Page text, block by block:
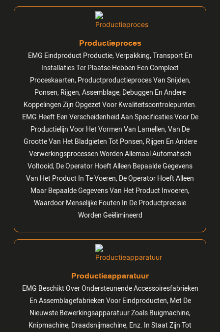
Productieproces
EMG Eindproduct Productie, Verpakking, Transport En
Installaties Ter Plaatse Hebben Een Compleet
Proceskaarten, Productproductieproces Van Snijden,
Ponsen, Rijgen, Assemblage, Debuggen En Andere
Koppelingen Zijn Opgezet Voor Kwaliteitscontrolepunten.
EMG Heeft Een Verscheidenheid Aan Specificaties Voor De
Productielijn Voor Het Vormen Van Lamellen, Van De
Grootte Van Het Bladgieten Tot Ponsen, Rijgen En Andere
Verwerkingsprocessen Worden Allemaal Automatisch
Voltooid, De Operator Hoeft Alleen Bepaalde Gegevens
Van Het Product In Te Voeren, De Operator Hoeft Alleen
Maar Bepaalde Gegevens Van Het Product Invoeren,
Waardoor Menselijke Fouten In De Productprecisie
Worden Geëlimineerd
Productieapparatuur
EMG Beschikt Over Ondersteunende Accessoiresfabrieken
En Assemblagefabrieken Voor Eindproducten, Met De
Nieuwste Bewerkingsapparatuur Zoals Buigmachine,
Knipmachine, Draadsnijmachine, Enz. In Staat Zijn Tot